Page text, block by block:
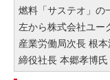
燃料「サステオ」の
左から株式会社ユー
産業労働局次長 根
締役社長 本郷孝博氏